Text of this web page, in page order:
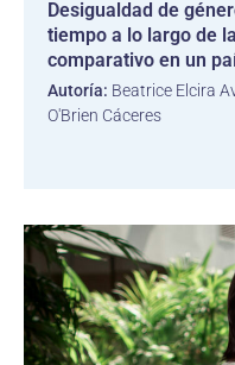
Desigualdad de
tiempo a lo largo de
comparativo en un
Autoría: Beatrice Elcira
O'Brien Cáceres